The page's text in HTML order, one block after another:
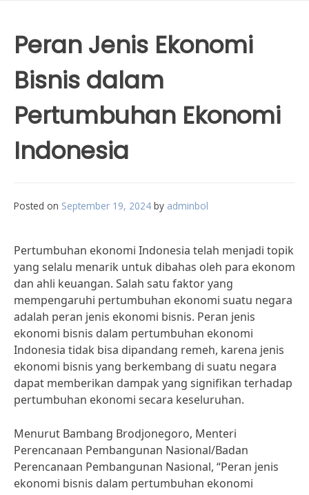
Peran Jenis Ekonomi
Bisnis dalam
Pertumbuhan Ekonomi
Indonesia
Posted on September 19, 2024 by adminbol
Pertumbuhan ekonomi Indonesia telah menjadi topik
yang selalu menarik untuk dibahas oleh para ekonom
dan ahli keuangan. Salah satu faktor yang
mempengaruhi pertumbuhan ekonomi suatu negara
adalah peran jenis ekonomi bisnis. Peran jenis
ekonomi bisnis dalam pertumbuhan ekonomi
Indonesia tidak bisa dipandang remeh, karena jenis
ekonomi bisnis yang berkembang di suatu negara
dapat memberikan dampak yang signifikan terhadap
pertumbuhan ekonomi secara keseluruhan.
Menurut Bambang Brodjonegoro, Menteri
Perencanaan Pembangunan Nasional/Badan
Perencanaan Pembangunan Nasional, “Peran jenis
ekonomi bisnis dalam pertumbuhan ekonomi